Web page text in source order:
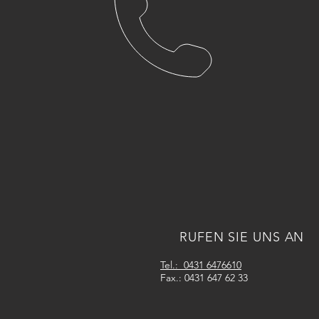
ÜBER 20 JAHRE
RUFEN SIE UNS AN
Tel.: 0431 6476610
Fax.: 0431 647 62 33